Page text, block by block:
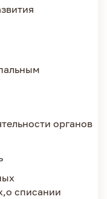
органов
списании